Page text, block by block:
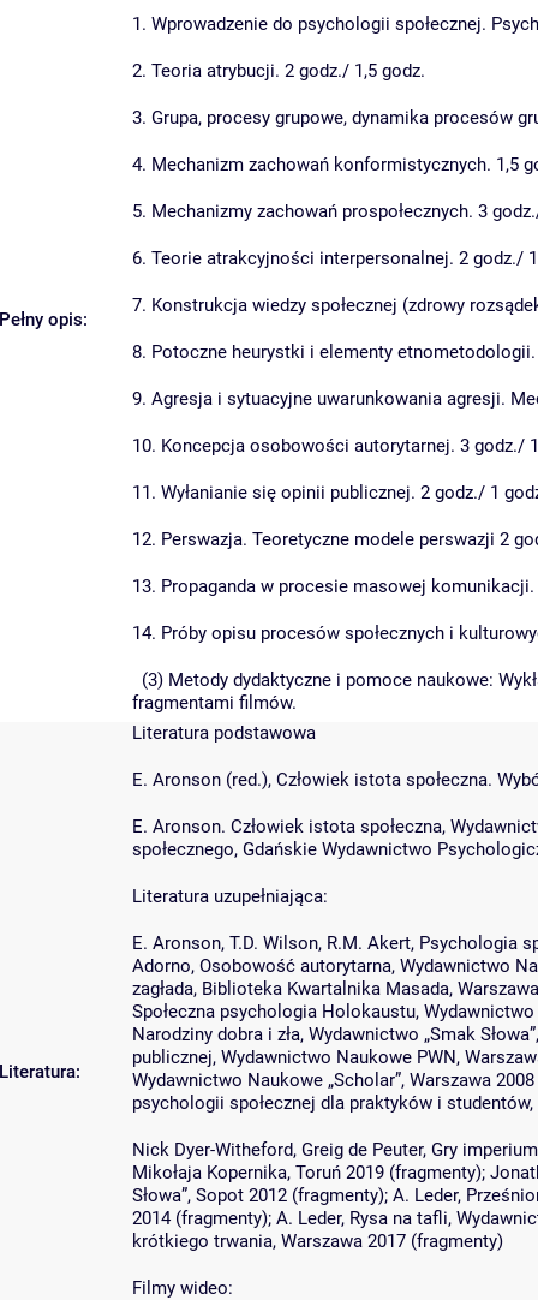
Pełny opis:
1. Wprowadzenie do psychologii społecznej.
2. Teoria atrybucji. 2 godz./ 1,5 godz.
3. Grupa, procesy grupowe, dynamika procesów
4. Mechanizm zachowań konformistycznych. 1,5
5. Mechanizmy zachowań prospołecznych. 3
6. Teorie atrakcyjności interpersonalnej. 2 godz./
7. Konstrukcja wiedzy społecznej (zdrowy
8. Potoczne heurystki i elementy
9. Agresja i sytuacyjne uwarunkowania agresji.
10. Koncepcja osobowości autorytarnej. 3 godz./
11. Wyłanianie się opinii publicznej. 2 godz./ 1
12. Perswazja. Teoretyczne modele perswazji 2
13. Propaganda w procesie masowej
14. Próby opisu procesów społecznych i
(3) Metody dydaktyczne i pomoce naukowe:
fragmentami filmów.
Literatura:
Literatura podstawowa
E. Aronson (red.), Człowiek istota społeczna.
E. Aronson. Człowiek istota społeczna,
społecznego, Gdańskie Wydawnictwo
Literatura uzupełniająca:
E. Aronson, T.D. Wilson, R.M. Akert, Psychologia
Adorno, Osobowość autorytarna, Wydawnictwo
zagłada, Biblioteka Kwartalnika Masada,
Społeczna psychologia Holokaustu,
Narodziny dobra i zła, Wydawnictwo „Smak
publicznej, Wydawnictwo Naukowe PWN,
Wydawnictwo Naukowe „Scholar”, Warszawa
psychologii społecznej dla praktyków i
Nick Dyer-Witheford, Greig de Peuter, Gry
Mikołaja Kopernika, Toruń 2019 (fragmenty);
Słowa”, Sopot 2012 (fragmenty); A. Leder,
2014 (fragmenty); A. Leder, Rysa na tafli,
krótkiego trwania, Warszawa 2017 (fragmenty)
Filmy wideo: